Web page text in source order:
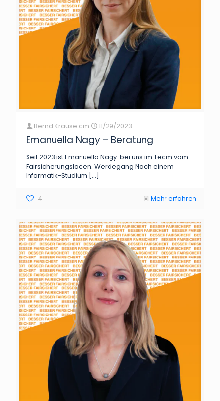
Bernd Krause am 11/29/2023
Emanuella Nagy – Beratung
Seit 2023 ist Emanuella Nagy bei uns im Team vom
Fairsicherungsladen. Werdegang Nach einem
Informatik-Studium […]
4 Mehr erfahren